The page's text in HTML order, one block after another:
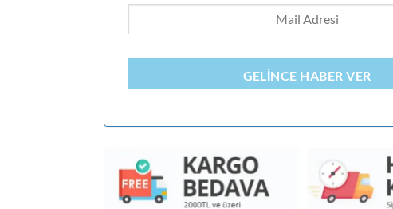
GELINCE HABER VER